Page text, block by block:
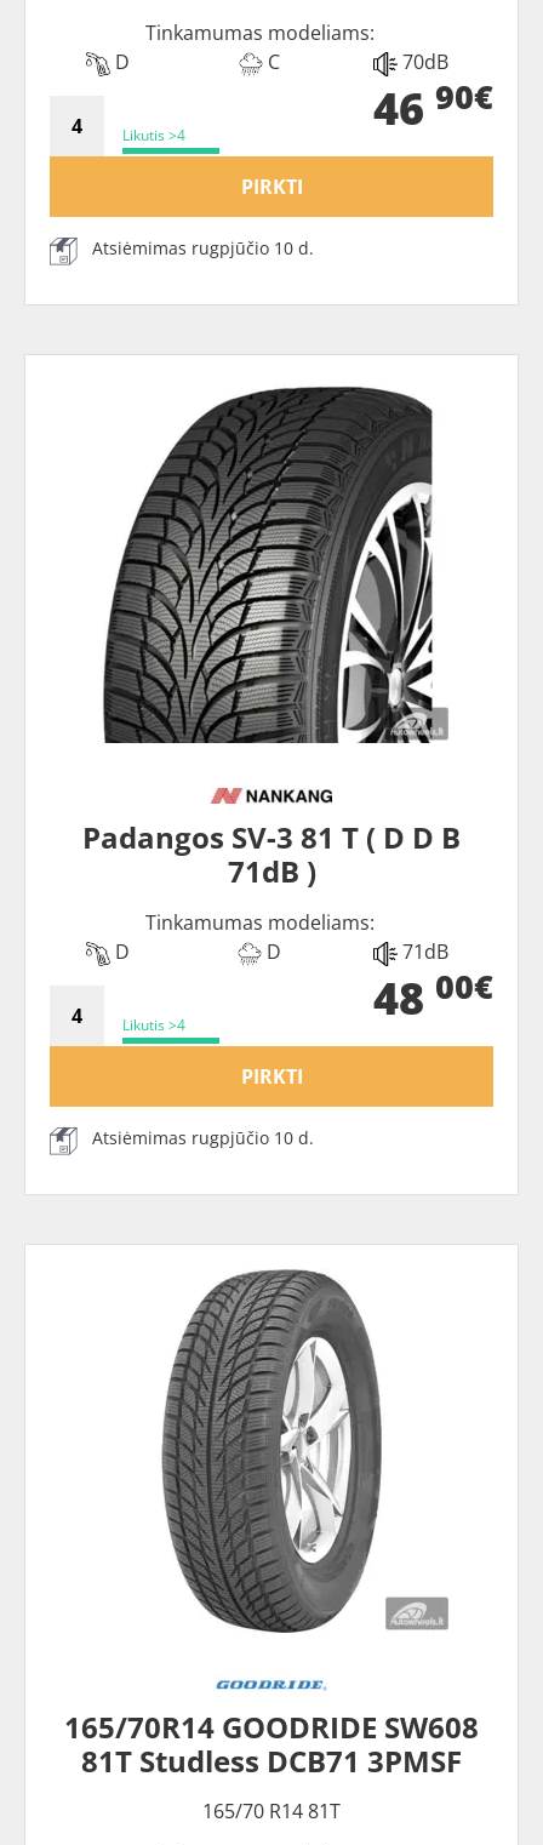
Tinkamumas modeliams:
D
C 70dB
Likutis >4 46 90€
PIRKTI
Atsiėmimas rugpjūčio 10 d.
Padangos SV-3 81 T ( D D B
71dB )
Tinkamumas modeliams:
D
D 71dB
Likutis >4 48 00€
PIRKTI
Atsiėmimas rugpjūčio 10 d.
165/70R14 GOODRIDE SW608
81T Studless DCB71 3PMSF
165/70 R14 81T